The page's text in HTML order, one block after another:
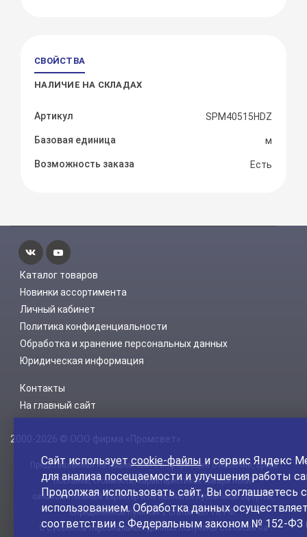
СВОЙСТВА
НАЛИЧИЕ НА СКЛАДАХ
Артикул SPM40515HDZ
Базовая единица м
Возможность заказа Есть
Каталог товаров
Новинки ассортимента
Личный кабинет
Политика конфиденциальности
Обработка и хранение персональных данных
Юридическая информация
Контакты
На главный сайт
2000-2026 © ООО фирма «Промсвет»
Представленная на нашем сайте информация о наличии, сроке
поставки, стоимости, характеристиках товара носит
ознакомительный характер и не является публичной офертой,
определенной пунктом 2 статьи 437 ГК РФ.
С Субъектов персональных данных получены Согласия на
Сайт используетcookie-файлы и сервис Яндекс
для анализа посещаемости и улучшения работы
Продолжая использовать сайт, Вы соглашаетесь
использованием. Обработка данных
соответствии с Федеральным законом № 152-ФЗ